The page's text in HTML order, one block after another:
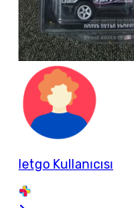
letgo Kullanıcısı